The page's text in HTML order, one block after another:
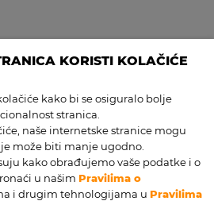
KORISTI KOLAČIĆE
kako bi se osiguralo bolje
stranica.
naše internetske stranice mogu
može biti manje ugodno.
kako obrađujemo vaše podatke i o
u našim Pravilima o
i drugim tehnologijama u Pravilima